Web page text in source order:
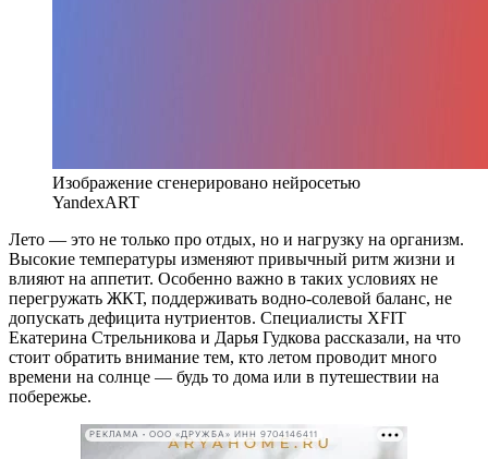
Изображение сгенерировано нейросетью
YandexART
Лето — это не только про отдых, но и нагрузку на организм.
Высокие температуры изменяют привычный ритм жизни и
влияют на аппетит. Особенно важно в таких условиях не
перегружать ЖКТ, поддерживать водно-солевой баланс, не
допускать дефицита нутриентов. Специалисты XFIT
Екатерина Стрельникова и Дарья Гудкова рассказали, на что
стоит обратить внимание тем, кто летом проводит много
времени на солнце — будь то дома или в путешествии на
побережье.
РЕКЛАМА • ООО «ДРУЖБА» ИНН 9704146411